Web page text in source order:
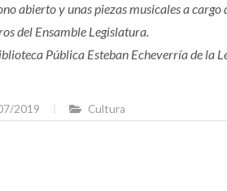
abierto y unas piezas musicales a
del Ensamble Legislatura.
Pública Esteban Echeverría de la
2019 Cultura